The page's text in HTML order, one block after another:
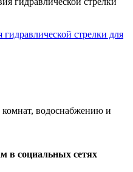
стрелки для
водоснабжению и
в социальных сетях